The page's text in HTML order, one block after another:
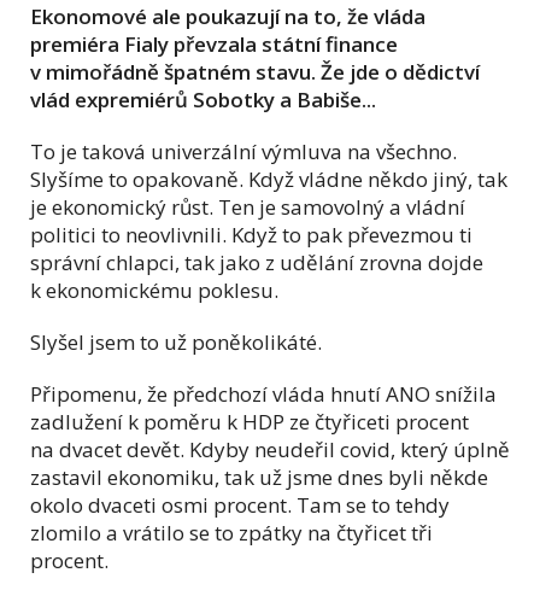
Ekonomové ale poukazují na to, že vláda
premiéra Fialy převzala státní finance
v mimořádně špatném stavu. Že jde o dědictví
vlád expremiérů Sobotky a Babiše...
To je taková univerzální výmluva na všechno.
Slyšíme to opakovaně. Když vládne někdo jiný, tak
je ekonomický růst. Ten je samovolný a vládní
politici to neovlivnili. Když to pak převezmou ti
správní chlapci, tak jako z udělání zrovna dojde
k ekonomickému poklesu.
Slyšel jsem to už poněkolikáté.
Připomenu, že předchozí vláda hnutí ANO snížila
zadlužení k poměru k HDP ze čtyřiceti procent
na dvacet devět. Kdyby neudeřil covid, který úplně
zastavil ekonomiku, tak už jsme dnes byli někde
okolo dvaceti osmi procent. Tam se to tehdy
zlomilo a vrátilo se to zpátky na čtyřicet tři
procent.